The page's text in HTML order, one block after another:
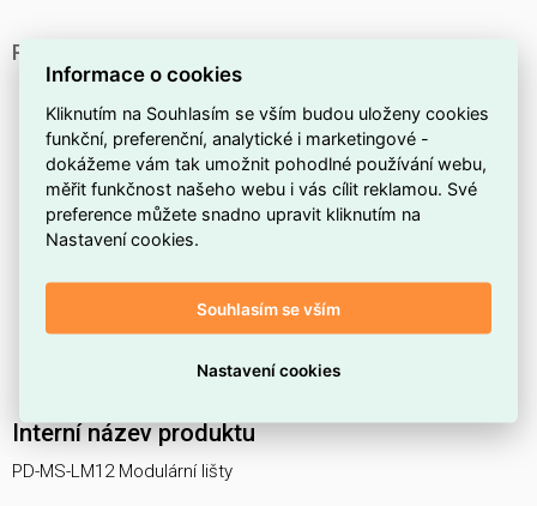
PROČ SI VYBRAT PD‑MS‑LM12 MODULÁRNÍ LIŠTY?
ModelPD‑MS‑LM12je navržen pro použití v
modulárních sestavách a jednoduchou montáž.
Lišta je v provedení sespeciálním profilem , který
umožňuje flexibilní upevnění komponent.
Vyrobené zoceli pro zvýšenou pevnost a tuhost
konstrukce.
Disponujíčtvercovými otvory, jež usnadňují přesné
umístění a zajištění prvků.
pravidelné a opakovatelné rozmístění příslušenství.
Interní název produktu
PD-MS-LM12 Modulární lišty
Informace o cookies
Kliknutím na Souhlasím se vším budou uloženy cookies
funkční, preferenční, analytické i marketingové -
dokážeme vám tak umožnit pohodlné používání webu,
měřit funkčnost našeho webu i vás cílit reklamou. Své
preference můžete snadno upravit kliknutím na
Nastavení cookies.
Souhlasím se vším
Nastavení cookies